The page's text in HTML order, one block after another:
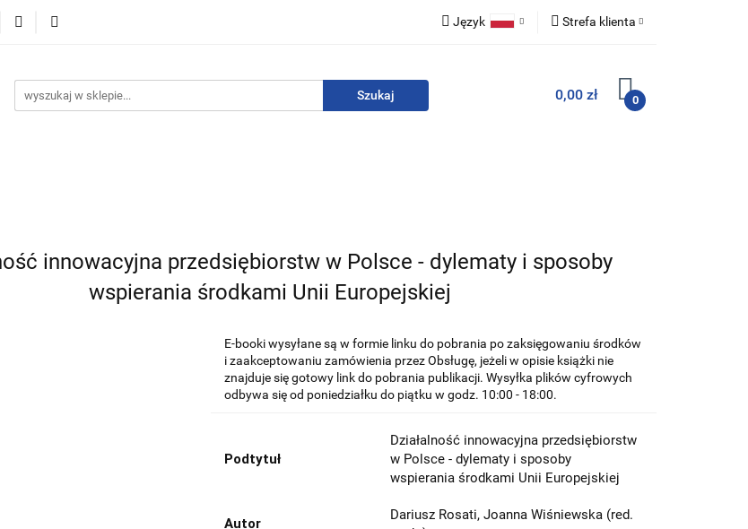
Język Strefa klienta
Zarejestruj się
0,00 zł 0
Zapowiedzi
Wydawnictwa
innowacyjna przedsiębiorstw w Polsce - dylematy i sposoby
wspierania środkami Unii Europejskiej
E-booki wysyłane są w formie linku do pobrania po zaksięgowaniu środków
i zaakceptowaniu zamówienia przez Obsługę, jeżeli w opisie książki nie
znajduje się gotowy link do pobrania publikacji. Wysyłka plików cyfrowych
odbywa się od poniedziałku do piątku w godz. 10:00 - 18:00.
Podtytuł
Działalność innowacyjna przedsiębiorstw
w Polsce - dylematy i sposoby
wspierania środkami Unii Europejskiej
Autor
Dariusz Rosati, Joanna Wiśniewska (red.